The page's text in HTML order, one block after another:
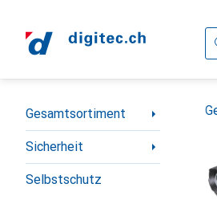
Navigation nach Kategorien
Gesamtsortiment
Sicherheit
Selbstschutz